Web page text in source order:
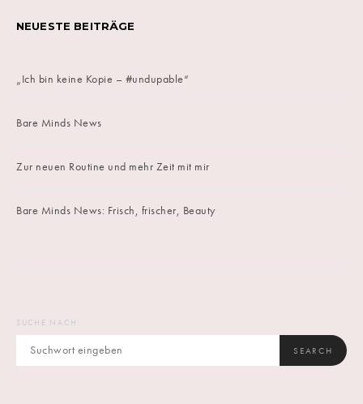
NEUESTE BEITRÄGE
„Ich bin keine Kopie – #undupable“
Bare Minds News
Zur neuen Routine und mehr Zeit mit mir
Bare Minds News: Frisch, frischer, Beauty
SUCHE NACH:
SEARCH